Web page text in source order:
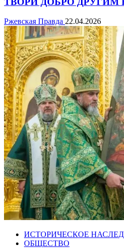
Ржевская Правда 22.04.2026
ИСТОРИЧЕСКОЕ
ОБЩЕСТВО